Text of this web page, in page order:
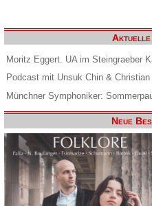
Aktuelle
Moritz Eggert. UA im Steingraeber
Podcast mit Unsuk Chin &
Münchner Symphoniker:
Neue